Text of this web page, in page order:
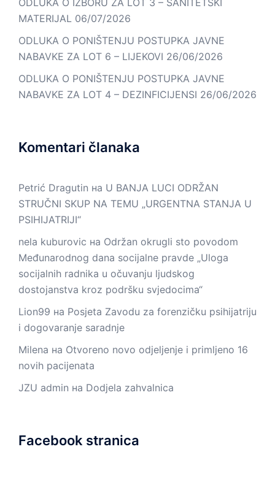
MATERIJAL 06/07/2026
ODLUKA O PONIŠTENJU POSTUPKA JAVNE
NABAVKE ZA LOT 6 – LIJEKOVI 26/06/2026
ODLUKA O PONIŠTENJU POSTUPKA JAVNE
NABAVKE ZA LOT 4 – DEZINFICIJENSI 26/06/2026
Komentari članaka
Petrić Dragutin на U BANJA LUCI ODRŽAN
STRUČNI SKUP NA TEMU „URGENTNA STANJA U
PSIHIJATRIJI“
nela kuburovic на Održan okrugli sto povodom
Međunarodnog dana socijalne pravde „Uloga
socijalnih radnika u očuvanju ljudskog
dostojanstva kroz podršku svjedocima“
Lion99 на Posjeta Zavodu za forenzičku psihijatriju
i dogovaranje saradnje
Milena на Otvoreno novo odjeljenje i primljeno 16
novih pacijenata
JZU admin на Dodjela zahvalnica
Facebook stranica